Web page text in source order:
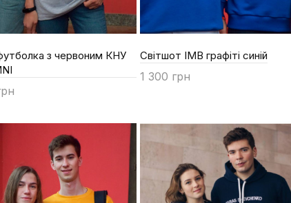
з червоним КНУ
Світшот ІМВ графіті синій
1 300 грн